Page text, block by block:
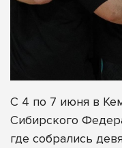
С 4 по 7 июня в
Сибирского
где собрались